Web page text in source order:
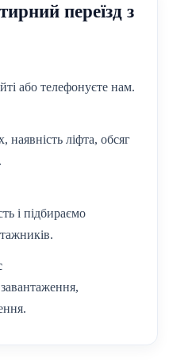
переїзд з
або телефонуєте нам.
наявність ліфта, обсяг
і підбираємо